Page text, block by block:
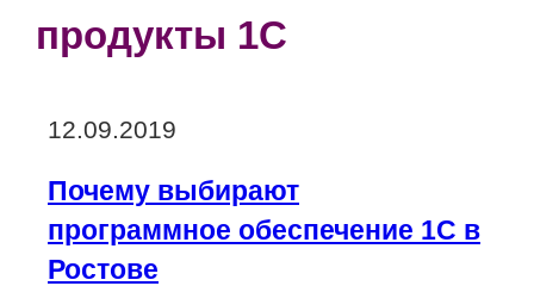
продукты 1С
Опубликовано
12.09.2019
Почему выбирают
программное обеспечение 1С в
Ростове